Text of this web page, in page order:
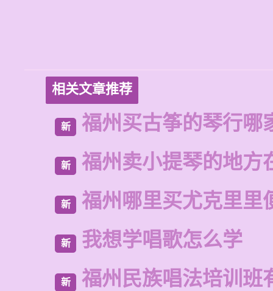
相关文章推荐
新 福州买古筝的琴行哪
新 福州卖小提琴的地方
新 福州哪里买尤克里里
新 我想学唱歌怎么学
新 福州民族唱法培训班